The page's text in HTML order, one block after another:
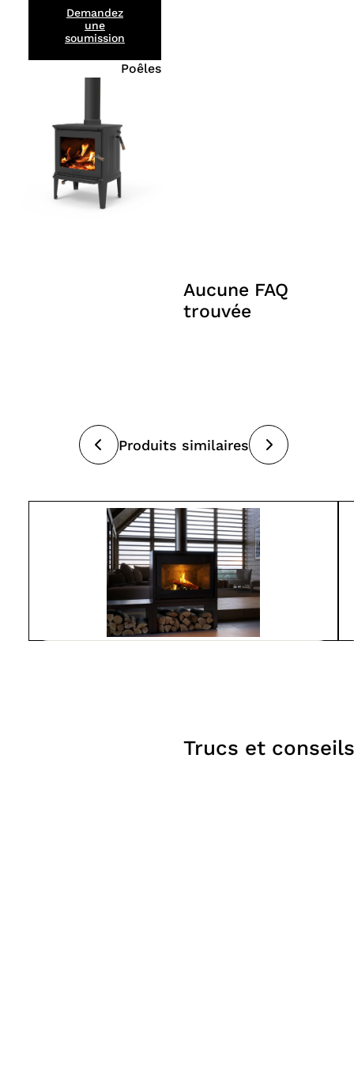
Poêles
Demandez
une
soumission
Aucune FAQ
trouvée
Produits similaires
Trucs et conseils